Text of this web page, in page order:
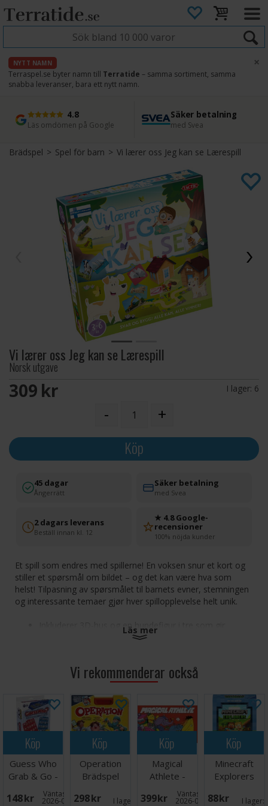
NYTT NAMN
Terraspel.se byter namn till Terratide – samma sortiment, samma
snabba leveranser, bara ett nytt namn.
×
4.8
Läs omdömen på Google
Säker betalning
med Svea
Snabb leverans
Direkt från lager
45 dagars ångerrätt
Enkel retur
Brädspel>Spel för barn>Vi lærer oss Jeg kan se Lærespill
Vi lærer oss Jeg kan se Lærespill
Norsk utgave
309 SEK I lager: 6
- +
Köp
45 dagar
Ångerrätt
Säker betalning
med Svea
2 dagars leverans
Beställ innan kl. 12
★ 4.8 Google-
recensioner
100% nöjda kunder
Et spill som endres med spillerne! En voksen snur et kort og
stiller et spørsmål om bildet – og det kan være hva som
helst! Tilpasning av spørsmålet til barnets evner, stemningen
og interessante temaer gjør hver spillopplevelse helt unik.
Inkluderer 3D-hus og en hundefigur i tre som gir
Alder: 3-6
Spilletid: 15 minutter
Språk: Norsk
Läs mer
Vi rekommenderar också
Köp
Guess Who
Grab & Go -
Reseutgåva
148 SEK Väntas in:
2026-08-26
Köp
Operation
Brädspel
298 SEK I lager: 5
Köp
Magical
Athlete -
NORSK
399 SEK Väntas in:
2026-09-30
Köp
Minecraft
Explorers
88 SEK I lager: